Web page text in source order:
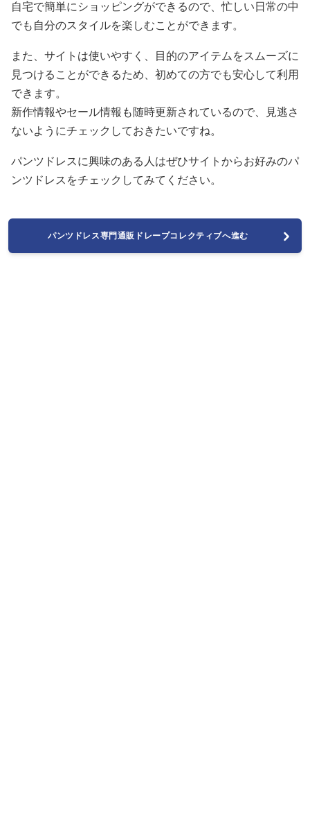
自宅で簡単にショッピングができるので、忙しい日常の中
でも自分のスタイルを楽しむことができます。
また、サイトは使いやすく、目的のアイテムをスムーズに
見つけることができるため、初めての方でも安心して利用
できます。
新作情報やセール情報も随時更新されているので、見逃さ
ないようにチェックしておきたいですね。
パンツドレスに興味のある人はぜひサイトからお好みのパ
ンツドレスをチェックしてみてください。
パンツドレス専門通販ドレープコレクティブへ進む